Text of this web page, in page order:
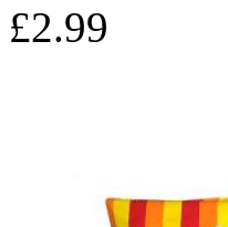
£2.99